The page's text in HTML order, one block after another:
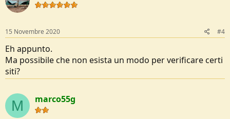
15 Novembre 2020 #4
Eh appunto.
Ma possibile che non esista un modo per verificare certi
siti?
M marco55g